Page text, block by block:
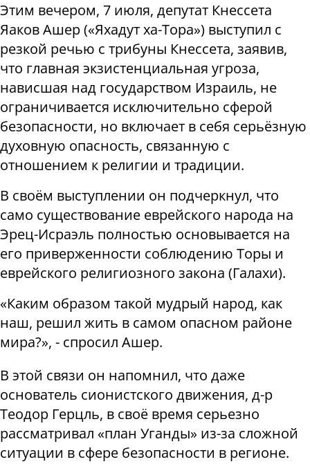
Этим вечером, 7 июля, депутат Кнессета
Яаков Ашер («Яхадут ха-Тора») выступил с
резкой речью с трибуны Кнессета, заявив,
что главная экзистенциальная угроза,
нависшая над государством Израиль, не
ограничивается исключительно сферой
безопасности, но включает в себя серьёзную
духовную опасность, связанную с
отношением к религии и традиции.
В своём выступлении он подчеркнул, что
само существование еврейского народа на
Эрец-Исраэль полностью основывается на
его приверженности соблюдению Торы и
еврейского религиозного закона (Галахи).
«Каким образом такой мудрый народ, как
наш, решил жить в самом опасном районе
мира?», - спросил Ашер.
В этой связи он напомнил, что даже
основатель сионистского движения, д-р
Теодор Герцль, в своё время серьезно
рассматривал «план Уганды» из-за сложной
ситуации в сфере безопасности в регионе.